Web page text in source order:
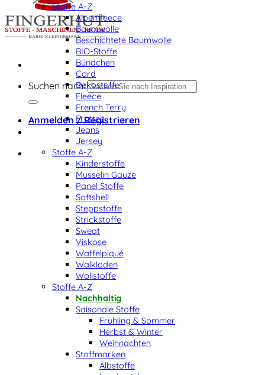
Suchen nach:
Anmelden / Registrieren
Stoffe A-Z
Alpenfleece
Baumwolle
Beschichtete Baumwolle
BIO-Stoffe
Bündchen
Cord
Dekostoffe
Fleece
French Terry
Frottee
Jeans
Jersey
Stoffe A-Z
Kinderstoffe
Musselin Gauze
Panel Stoffe
Softshell
Steppstoffe
Strickstoffe
Sweat
Viskose
Waffelpiqué
Walkloden
Wollstoffe
Stoffe A-Z
Nachhaltig
Saisonale Stoffe
Frühling & Sommer
Herbst & Winter
Weihnachten
Stoffmarken
Albstoffe